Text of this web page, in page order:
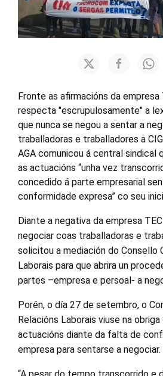
Fronte as afirmacións da
respecta "escrupulosamente" a
que nunca se negou a sentar a
traballadoras e traballadores a
AGA comunicou á central sindical
as actuacións “unha vez
concedido á parte empresarial
conformidade expresa” co seu
Diante a negativa da empresa
negociar coas traballadoras e
solicitou a mediación do Consello
Laborais para que abrira un
partes –empresa e persoal- a
Porén, o día 27 de setembro, o
Relacións Laborais viuse na obriga
actuacións diante da falta de
empresa para sentarse a negociar.